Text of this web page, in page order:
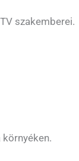
szakemberei.